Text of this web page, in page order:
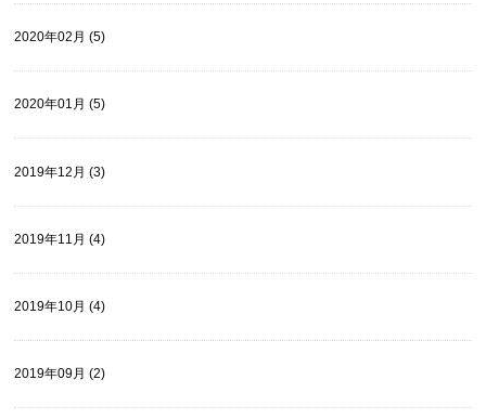
2020年02月 (5)
2020年01月 (5)
2019年12月 (3)
2019年11月 (4)
2019年10月 (4)
2019年09月 (2)